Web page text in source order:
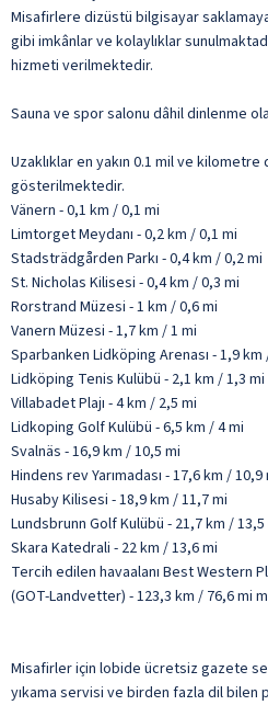
Misafirlere dizüstü bilgisayar
gibi imkânlar ve kolaylıklar
hizmeti verilmektedir.
Sauna ve spor salonu dâhil dinlenme
Uzaklıklar en yakın 0.1 mil ve
gösterilmektedir.
Vänern - 0,1 km / 0,1 mi
Limtorget Meydanı - 0,2 km / 0,1 mi
Stadsträdgården Parkı - 0,4 km / 0,2 mi
St. Nicholas Kilisesi - 0,4 km / 0,3 mi
Rorstrand Müzesi - 1 km / 0,6 mi
Vanern Müzesi - 1,7 km / 1 mi
Sparbanken Lidköping Arenası - 1,9 km
Lidköping Tenis Kulübü - 2,1 km / 1,3 mi
Villabadet Plajı - 4 km / 2,5 mi
Lidkoping Golf Kulübü - 6,5 km / 4 mi
Svalnäs - 16,9 km / 10,5 mi
Hindens rev Yarımadası - 17,6 km / 10,9
Husaby Kilisesi - 18,9 km / 11,7 mi
Lundsbrunn Golf Kulübü - 21,7 km / 13,5
Skara Katedrali - 22 km / 13,6 mi
Tercih edilen havaalanı Best Western
(GOT-Landvetter) - 123,3 km / 76,6 mi
Misafirler için lobide ücretsiz gazete
yıkama servisi ve birden fazla dil bilen